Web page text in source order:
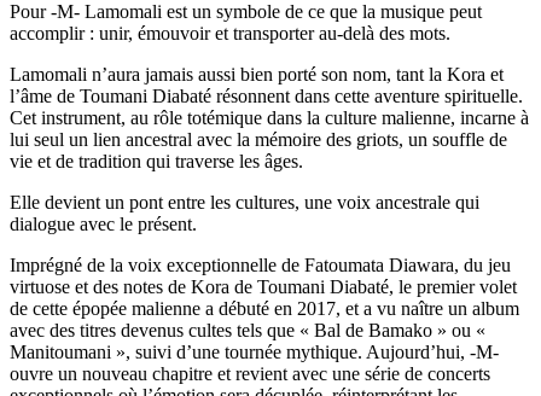
Pour -M- Lamomali est un symbole de ce que la musique peut
accomplir : unir, émouvoir et transporter au-delà des mots.
Lamomali n’aura jamais aussi bien porté son nom, tant la Kora et
l’âme de Toumani Diabaté résonnent dans cette aventure spirituelle.
Cet instrument, au rôle totémique dans la culture malienne, incarne à
lui seul un lien ancestral avec la mémoire des griots, un souffle de
vie et de tradition qui traverse les âges.
Elle devient un pont entre les cultures, une voix ancestrale qui
dialogue avec le présent.
Imprégné de la voix exceptionnelle de Fatoumata Diawara, du jeu
virtuose et des notes de Kora de Toumani Diabaté, le premier volet
de cette épopée malienne a débuté en 2017, et a vu naître un album
avec des titres devenus cultes tels que « Bal de Bamako » ou «
Manitoumani », suivi d’une tournée mythique. Aujourd’hui, -M-
ouvre un nouveau chapitre et revient avec une série de concerts